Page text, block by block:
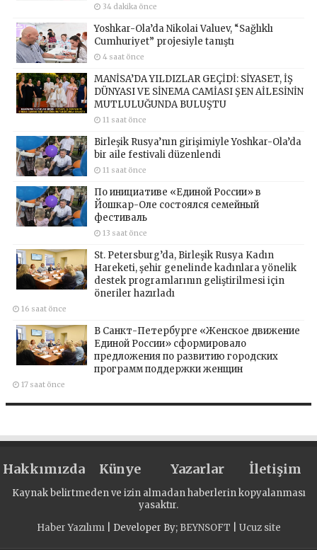
34 dakika önce
Yoshkar-Ola’da Nikolai Valuev, “Sağlıklı
Cumhuriyet” projesiyle tanıştı
4 saat önce
MANİSA’DA YILDIZLAR GEÇİDİ: SİYASET, İŞ
DÜNYASI VE SİNEMA CAMİASI ŞEN AİLESİNİN
MUTLULUĞUNDA BULUŞTU
11 saat önce
Birleşik Rusya’nın girişimiyle Yoshkar-Ola’da
bir aile festivali düzenlendi
11 saat önce
По инициативе «Единой России» в
Йошкар-Оле состоялся семейный
фестиваль
13 saat önce
St. Petersburg’da, Birleşik Rusya Kadın
Hareketi, şehir genelinde kadınlara yönelik
destek programlarının geliştirilmesi için
öneriler hazırladı
16 saat önce
В Санкт-Петербурге «Женское движение
Единой России» сформировало
предложения по развитию городских
программ поддержки женщин
17 saat önce
Hakkımızda Künye Yazarlar İletişim
Kaynak belirtmeden ve izin almadan haberlerin kopyalanması
yasaktır.
Haber Yazılımı| Developer By; BEYNSOFT Ucuz site